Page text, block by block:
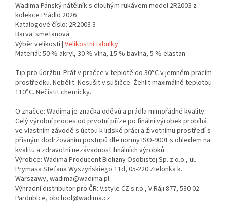
Wadima Pánský nátělník s dlouhým rukávem model 2R2003 z
kolekce Prádlo 2026
Katalogové číslo: 2R2003 3
Barva: smetanová
Výběr velikostí | Velikostní tabulky
Materiál: 50 % akryl, 30 % vlna, 15 % bavlna, 5 % elastan
Tip pro údržbu: Prát v pračce v teplotě do 30°C v jemném pracím
prostředku. Nebělit. Nesušit v sušičce. Žehlit maximálně teplotou
110°C. Nečistit chemicky.
O značce: Wadima je značka oděvů a prádla mimořádné kvality.
Celý výrobní proces od prvotní příze po finální výrobek probíhá
ve vlastním závodě s úctou k lidské práci a životnímu prostředí s
přísným dodržováním postupů dle normy ISO-9001 s ohledem na
kvalitu a zdravotní nezávadnost finálních výrobků.
Výrobce: Wadima Producent Bielizny Osobistej Sp. z o.o., ul.
Prymasa Stefana Wyszyńskiego 11d, 05-220 Zielonka k.
Warszawy, wadima@wadima.pl
Výhradní distributor pro ČR: V.style CZ s.r.o., V Ráji 877, 530 02
Pardubice, obchod@wadima.cz